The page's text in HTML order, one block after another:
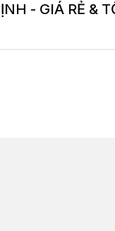
- GIÁ RẺ &